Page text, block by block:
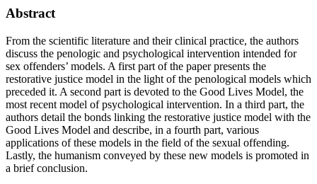
Abstract
From the scientific literature and their clinical practice, the authors
discuss the penologic and psychological intervention intended for
sex offenders’ models. A first part of the paper presents the
restorative justice model in the light of the penological models which
preceded it. A second part is devoted to the Good Lives Model, the
most recent model of psychological intervention. In a third part, the
authors detail the bonds linking the restorative justice model with the
Good Lives Model and describe, in a fourth part, various
applications of these models in the field of the sexual offending.
Lastly, the humanism conveyed by these new models is promoted in
a brief conclusion.